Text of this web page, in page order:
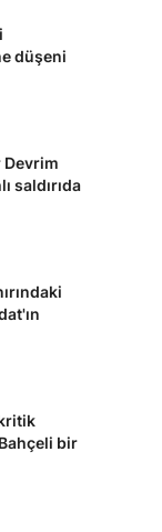
düşeni
Devrim
saldırıda
bir